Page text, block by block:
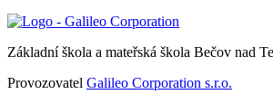
Základní škola a mateřská škola Bečov nad
Provozovatel Galileo Corporation s.r.o.